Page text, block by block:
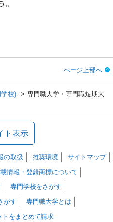
。
ページ上部へ
学校)
専門職大学・専門職短期大
ト表示
の取扱 推奨環境
サイトマップ
情報・登録商標について
専門学校をさがす
がす
専門職大学とは
トをまとめて請求